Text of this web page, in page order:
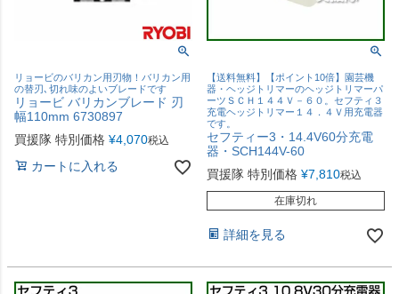
リョービのバリカン用刃物！バリカン用
の替刃､切れ味のよいブレードです
リョービ バリカンブレード 刃
幅110mm 6730897
買援隊 特別価格 ¥4,070税込
カートに入れる
【送料無料】【ポイント10倍】園芸機
器・ヘッジトリマーのヘッジトリマーパ
ーツＳＣＨ１４４Ｖ－６０。セフティ３
充電ヘッジトリマー１４．４Ｖ用充電器
です。
セフティー3・14.4V60分充電
器・SCH144V-60
買援隊 特別価格 ¥7,810税込
在庫切れ
詳細を見る